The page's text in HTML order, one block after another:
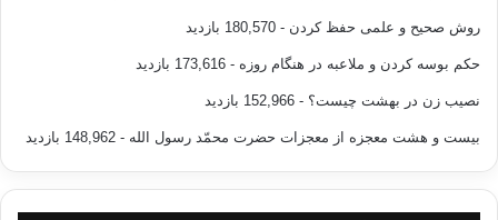
روش صحیح و علمی حفظ کردن - 180,570 بازدید
حکم بوسه کردن و ملاعبه در هنگام روزه - 173,616 بازدید
نصیب زن در بهشت چیست؟ - 152,966 بازدید
بیست و هشت معجزه از معجزات حضرت محمّد رسول الله - 148,962 بازدید